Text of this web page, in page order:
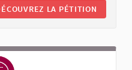
LA PÉTITION